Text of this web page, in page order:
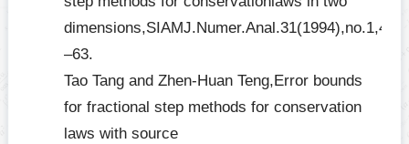
dimensions,SIAMJ.Numer.Anal.31(1994),no.1,43
–63.
Tao Tang and Zhen-Huan Teng,Error bounds
for fractional step methods for conservation
laws with source